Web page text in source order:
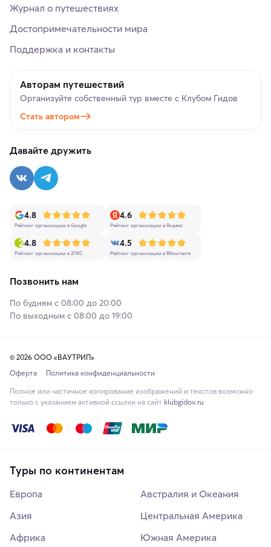
Журнал о путешествиях
Достопримечательности мира
Поддержка и контакты
Авторам путешествий
Организуйте собственный тур вместе с Клубом Гидов
Стать автором
Давайте дружить
4.8
Рейтинг организации в Google
4.6
Рейтинг организации в Яндекс
4.8
Рейтинг организации в 2ГИС
4.5
Рейтинг организации в ВКонтакте
Позвонить нам
По будням с 08:00 до 20:00
По выходным с 08:00 до 19:00
© 2026 ООО «ВАУТРИП»
Оферта
Политика конфиденциальности
Полное или частичное копирование изображений и текстов возможно
только с указанием активной ссылки на сайт klubgidov.ru
Туры по континентам
Европа
Азия
Африка
Австралия и Океания
Центральная Америка
Южная Америка